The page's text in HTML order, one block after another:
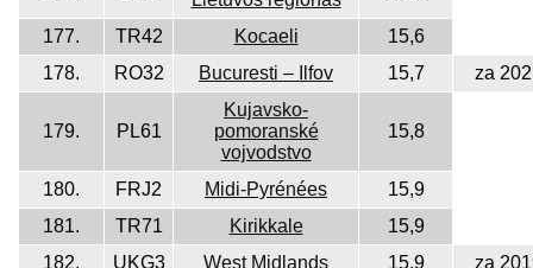
177. TR42 Kocaeli
15,6
178.
RO32 Bucuresti – Ilfov 15,7 za
179. PL61
Kujavsko-
pomoranské
vojvodstvo
15,8
180. FRJ2 Midi-Pyrénées
15,9
181.
TR71 Kirikkale
15,9
182.
UKG3 West Midlands 15,9 za